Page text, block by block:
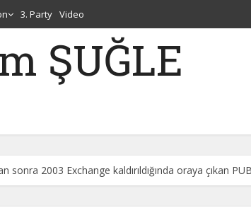
3. Party Video
ŞUĞLE
sonra 2003 Exchange kaldırıldığında oraya çıkan